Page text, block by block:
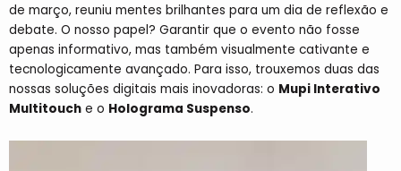
de março, reuniu mentes brilhantes para um dia de reflexão e
debate. O nosso papel? Garantir que o evento não fosse
apenas informativo, mas também visualmente cativante e
tecnologicamente avançado. Para isso, trouxemos duas das
nossas soluções digitais mais inovadoras: o Mupi Interativo
Multitouch e o Holograma Suspenso.